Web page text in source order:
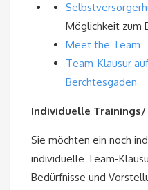
Möglichkeit zum
Meet the Team
Team-Klausur
Berchtesgaden
Individuelle Trainings/
Sie möchten ein noch
individuelle Team-
Bedürfnisse und